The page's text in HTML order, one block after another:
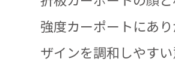
強度カーポートにあ
ザインを調和しやすい